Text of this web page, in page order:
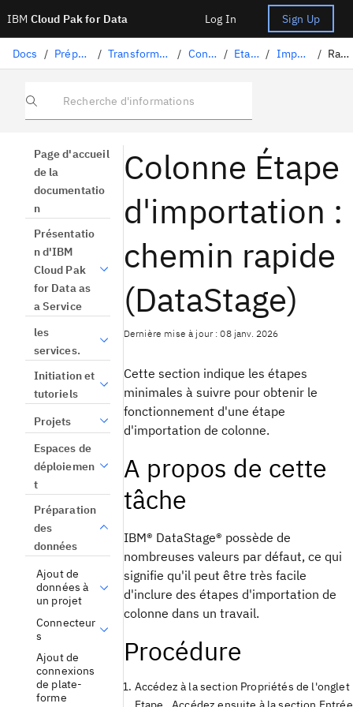
IBM Cloud Pak for Data Log In Sign Up
Docs / Préparation des données / Transformation de données avec DataStage / Conception des flux / Etapes DataStage / Importation de colonne / Raccourci
Recherche d'informations
Page d'accueil
de la
documentatio
n
Présentatio
n d'IBM
Cloud Pak
for Data as
a Service
les
services.
Initiation et
tutoriels
Projets
Espaces de
déploiemen
t
Préparation
des
données
Ajout de
données à
un projet
Connecteur
s
Ajout de
connexions
de plate-
forme
Colonne Étape
d'importation :
chemin rapide
(DataStage)
Dernière mise à jour : 08 janv. 2026
Cette section indique les étapes
minimales à suivre pour obtenir le
fonctionnement d'une étape
d'importation de colonne.
A propos de cette
tâche
IBM® DataStage® possède de
nombreuses valeurs par défaut, ce qui
signifie qu'il peut être très facile
d'inclure des étapes d'importation de
colonne dans un travail.
Procédure
Accédez à la section Propriétés de l'onglet